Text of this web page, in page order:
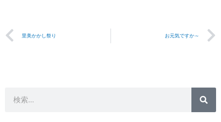
Prev
里美かかし祭り お元気ですか～
検